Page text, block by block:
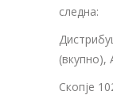
следна:
(вкупно),
Скопје